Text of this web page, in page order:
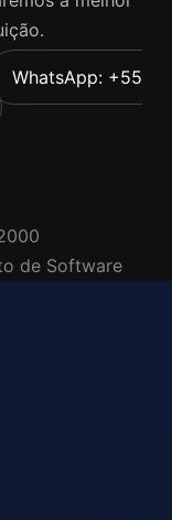
WhatsApp: +55
de Software